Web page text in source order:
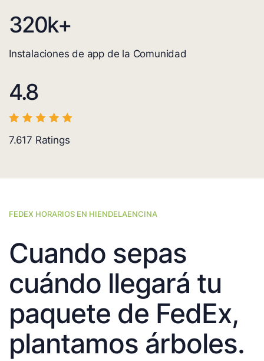
320k+
Instalaciones de app de la Comunidad
4.8
7.617 Ratings
FEDEX HORARIOS EN HIENDELAENCINA
Cuando sepas
cuándo llegará tu
paquete de FedEx,
plantamos árboles.